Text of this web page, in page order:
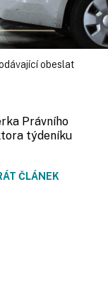
obeslat
Právního
týdeníku
ČLÁNEK